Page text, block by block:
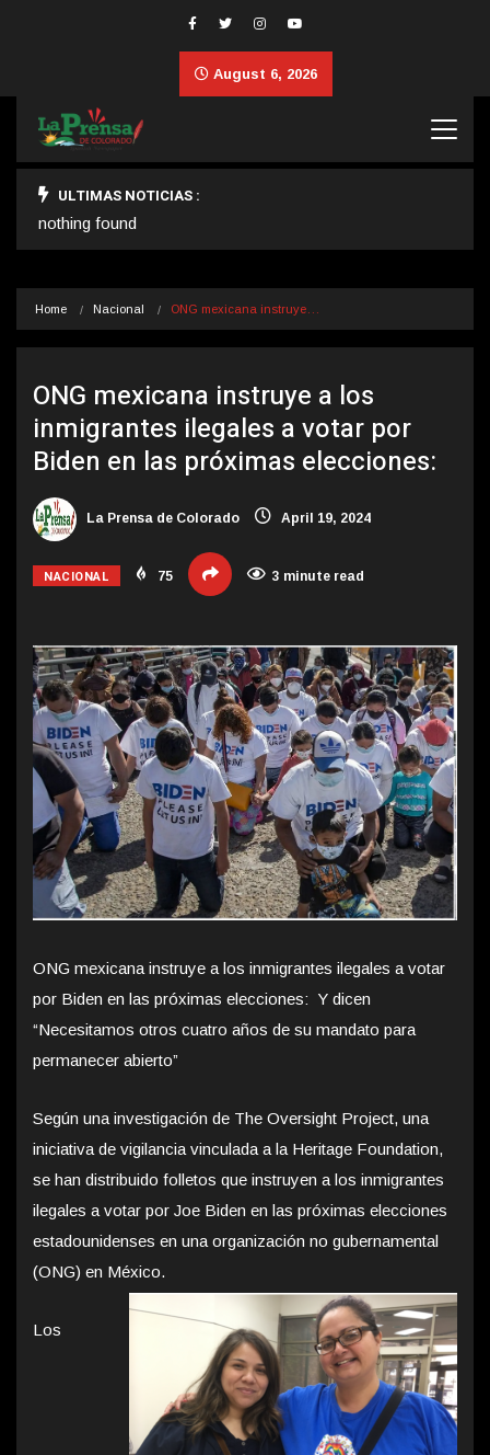
August 6, 2026
ULTIMAS NOTICIAS :
nothing found
Home Nacional ONG mexicana instruye…
ONG mexicana instruye a los
inmigrantes ilegales a votar por
Biden en las próximas elecciones:
La Prensa de Colorado April 19, 2024
NACIONAL 75 3 minute read
ONG mexicana instruye a los inmigrantes ilegales a votar
por Biden en las próximas elecciones: Y dicen
“Necesitamos otros cuatro años de su mandato para
permanecer abierto”
Según una investigación de The Oversight Project, una
iniciativa de vigilancia vinculada a la Heritage Foundation,
se han distribuido folletos que instruyen a los inmigrantes
ilegales a votar por Joe Biden en las próximas elecciones
estadounidenses en una organización no gubernamental
(ONG) en México.
Los